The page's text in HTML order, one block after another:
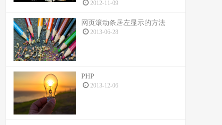
2012-11-09
网页滚动条居左显示的方法
2013-06-28
PHP
2013-12-06